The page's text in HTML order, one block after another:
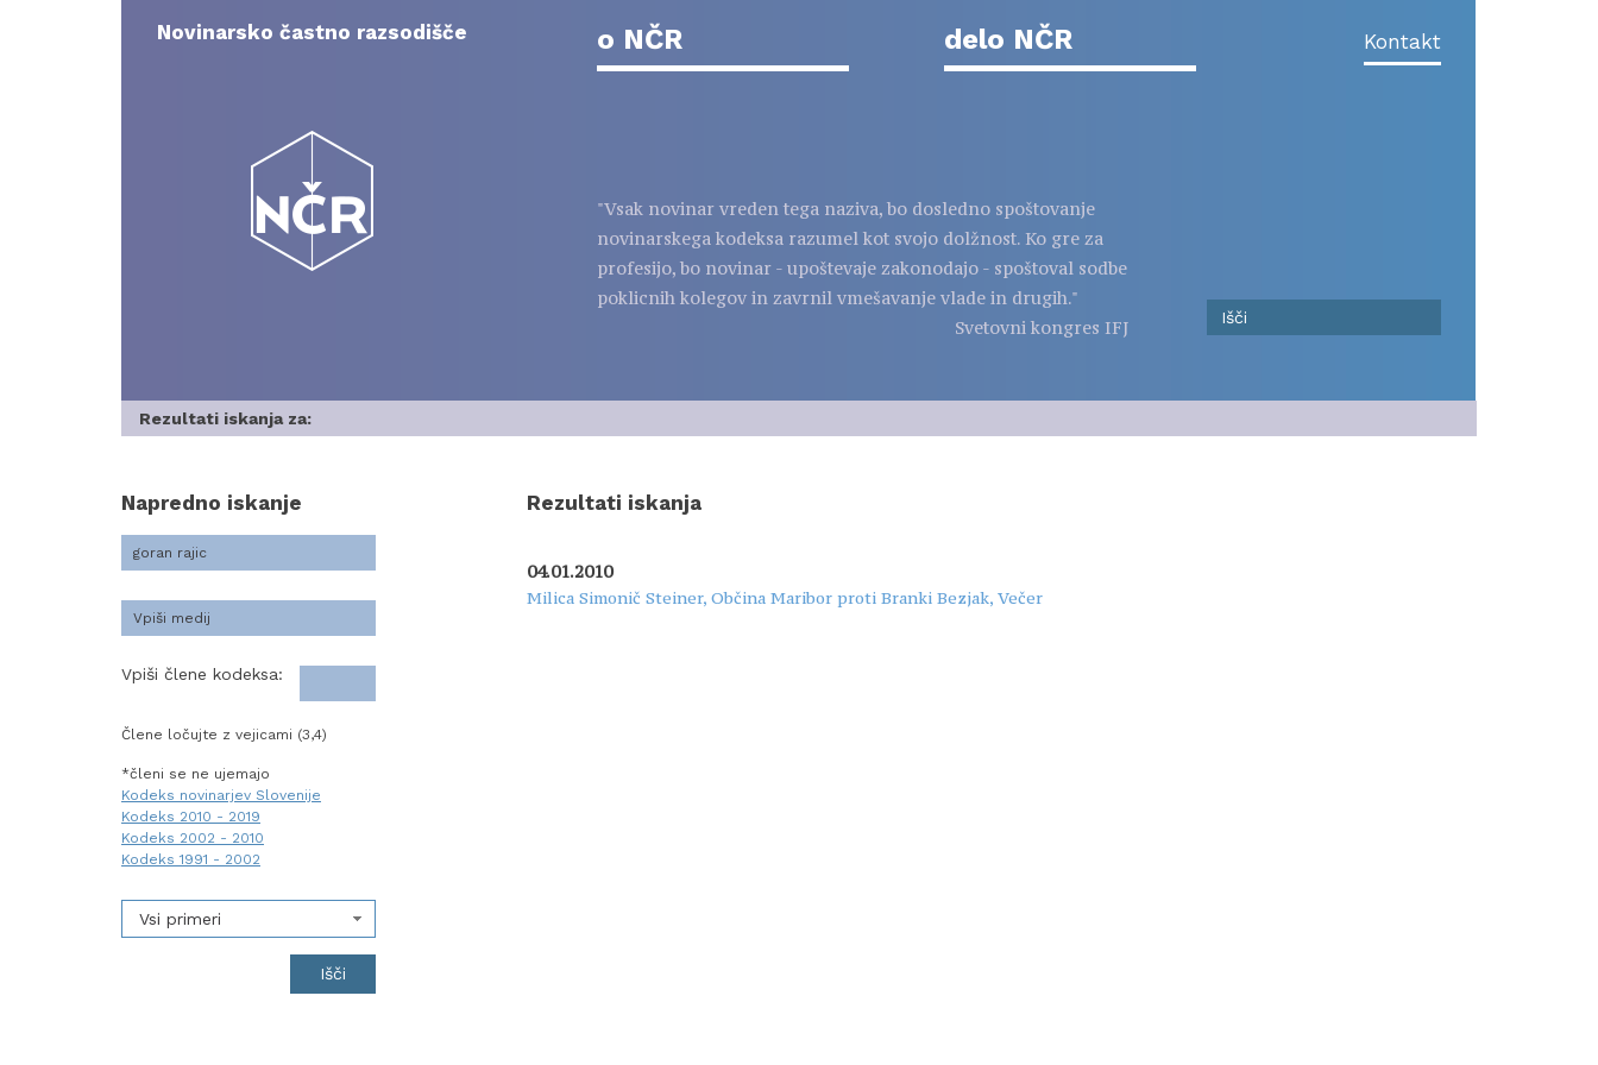
contentNovinarsko častno razsodišče o NČR delo NČR Kontakt
"Vsak novinar vreden tega naziva, bo dosledno spoštovanje
novinarskega kodeksa razumel kot svojo dolžnost. Ko gre za
profesijo, bo novinar - upoštevaje zakonodajo - spoštoval sodbe
poklicnih kolegov in zavrnil vmešavanje vlade in drugih."
Svetovni kongres IFJ
Rezultati iskanja za:
Napredno iskanje
Vpiši člene kodeksa:
Člene ločujte z vejicami (3,4)
*členi se ne ujemajo
Kodeks novinarjev Slovenije
Kodeks 2010 - 2019
Kodeks 2002 - 2010
Kodeks 1991 - 2002
Vsi primeri
Rezultati iskanja
04.01.2010
Milica Simonič Steiner, Občina Maribor proti Branki Bezjak, Večer